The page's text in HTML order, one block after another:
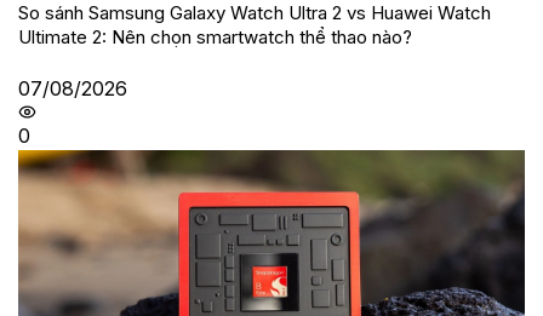
So sánh Samsung Galaxy Watch Ultra 2 vs Huawei Watch
Ultimate 2: Nên chọn smartwatch thể thao nào?
07/08/2026
0